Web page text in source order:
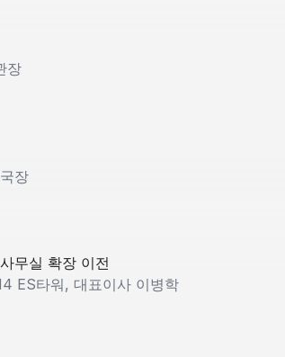
장
장
무실 확장 이전
ES타워, 대표이사 이병학